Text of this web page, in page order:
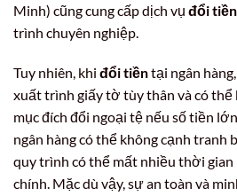
Minh) cũng cung cấp dịch vụ đổi
trình chuyên nghiệp.
Tuy nhiên, khi đổi tiềntại ngân
xuất trình giấy tờ tùy thân và có thể
mục đích đổi ngoại tệ nếu số tiền
ngân hàng có thể không cạnh tranh
quy trình có thể mất nhiều thời
chính. Mặc dù vậy, sự an toàn và